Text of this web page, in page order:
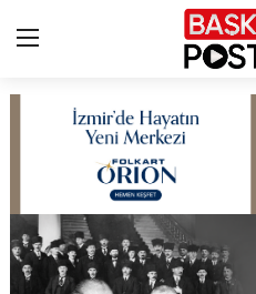
Çerez Politikası
Künye